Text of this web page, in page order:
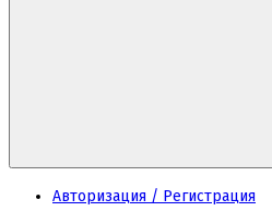
Авторизация / Регистрация